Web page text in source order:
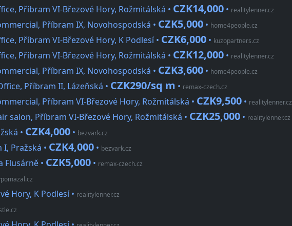
Příbram VI-Březové Hory, Rožmitálská • CZK14,000 • realitylenner.cz
Příbram IX, Novohospodská • CZK5,000 • home4people.cz
Příbram VI-Březové Hory, K Podlesí • CZK6,000 • kuzopartners.cz
Příbram VI-Březové Hory, Rožmitálská • CZK12,000 • realitylenner.cz
Příbram IX, Novohospodská • CZK3,600 • home4people.cz
Příbram II, Lázeňská • CZK290/sq m • remax-czech.cz
Příbram VI-Březové Hory, Rožmitálská • CZK9,500 • realitylenner.cz
salon, Příbram VI-Březové Hory, Rožmitálská • CZK25,000 • realitylenner.cz
• CZK4,000 • bezvark.cz
Pražská • CZK4,000 • bezvark.cz
Flusárně • CZK5,000 • remax-czech.cz
Hory, K Podlesí• realitylenner.cz